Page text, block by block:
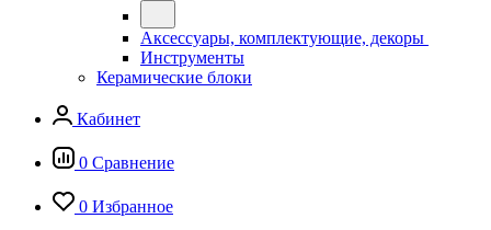
Аксессуары, комплектующие, декоры
Инструменты
Керамические блоки
Кабинет
0 Сравнение
0 Избранное